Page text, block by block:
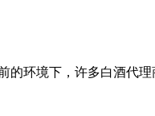
的环境下，许多白酒代